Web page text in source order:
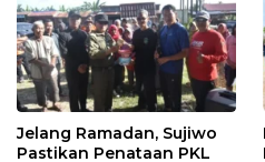
Jelang Ramadan, Sujiwo
Pastikan Penataan PKL